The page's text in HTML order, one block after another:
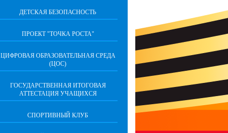
ДЕТСКАЯ БЕЗОПАСНОСТЬ
ПРОЕКТ "ТОЧКА РОСТА"
ЦИФРОВАЯ ОБРАЗОВАТЕЛЬНАЯ СРЕДА
(ЦОС)
ГОСУДАРСТВЕННАЯ ИТОГОВАЯ
АТТЕСТАЦИЯ УЧАЩИХСЯ
СПОРТИВНЫЙ КЛУБ